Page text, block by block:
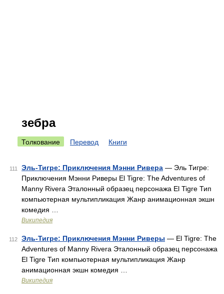
зебра
Толкование Перевод Книги
111 Эль-Тигре: Приключения Мэнни Ривера — Эль Тигре:
Приключения Мэнни Риверы El Tigre: The Adventures of
Manny Rivera Эталонный образец персонажа El Tigre Тип
компьютерная мультипликация Жанр анимационная экшн
комедия …
Википедия
112 Эль-Тигре: Приключения Мэнни Риверы — El Tigre: The
Adventures of Manny Rivera Эталонный образец персонажа
El Tigre Тип компьютерная мультипликация Жанр
анимационная экшн комедия …
Википедия